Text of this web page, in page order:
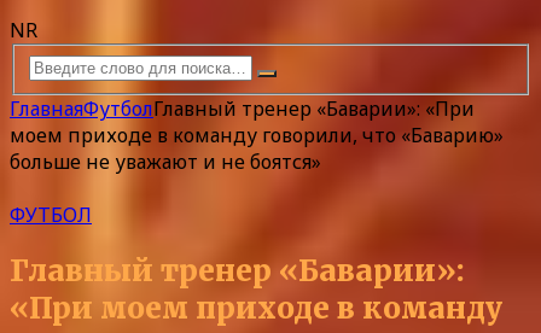
NR
ГлавнаяФутболГлавный тренер «Баварии»: «При
моем приходе в команду говорили, что «Баварию»
больше не уважают и не боятся»
ФУТБОЛ
Главный тренер «Баварии»:
«При моем приходе в команду